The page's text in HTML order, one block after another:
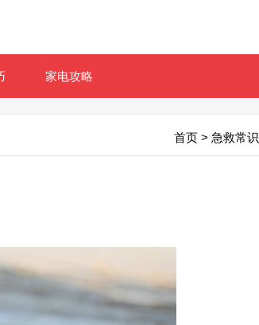
家电攻略
首页 > 急救常识